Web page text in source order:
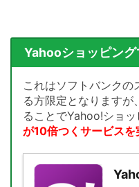
Yahooショッピン
これはソフトバンクの
る方限定となりますが、
ることでYahoo!ショ
が10倍つくサービスを